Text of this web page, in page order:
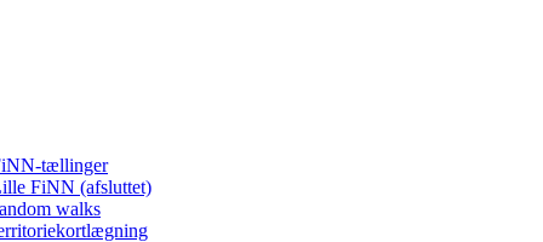
tællinger
FiNN (afsluttet)
walks